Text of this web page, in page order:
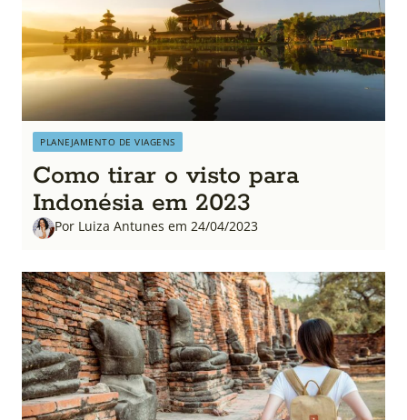
PLANEJAMENTO DE VIAGENS
Como tirar o visto para
Indonésia em 2023
Por Luiza Antunes em 24/04/2023